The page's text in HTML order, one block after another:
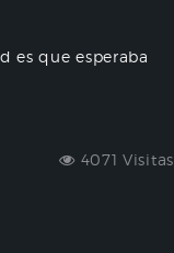
es que esperaba
4071 Visitas